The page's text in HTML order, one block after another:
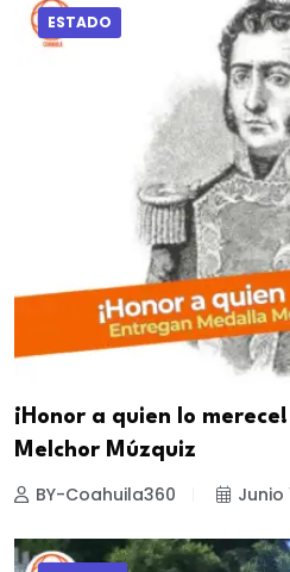
ESTADO
¡Honor a quien lo
Melchor Múzquiz
BY-Coahuila360 Junio